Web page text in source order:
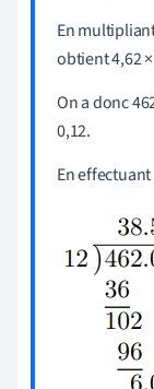
En
obtient 4,62×
On a donc
0,12.
En